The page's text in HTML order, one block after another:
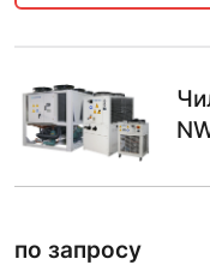
по запросу